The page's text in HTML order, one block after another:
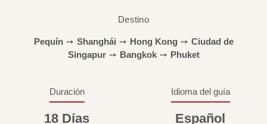
Destino
Pequín ➙ Shanghái ➙ Hong Kong ➙ Ciudad de
Singapur ➙ Bangkok ➙ Phuket
Duración
18 Días
Idioma del guía
Español